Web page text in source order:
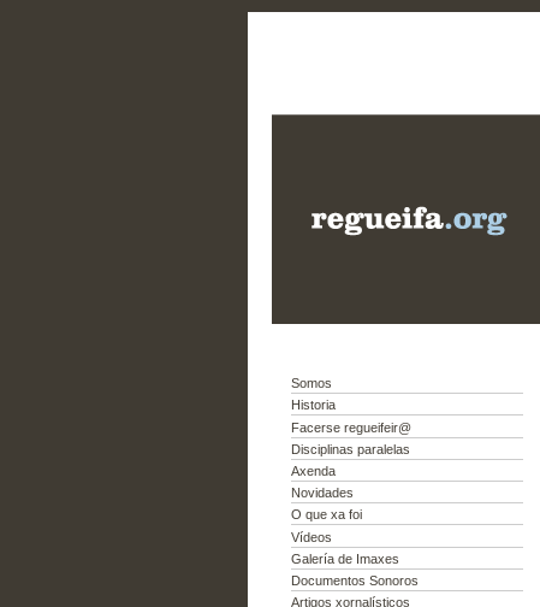
Somos
Historia
Facerse regueifeir@
Disciplinas paralelas
Axenda
Novidades
O que xa foi
Vídeos
Galería de Imaxes
Documentos Sonoros
Artigos xornalísticos